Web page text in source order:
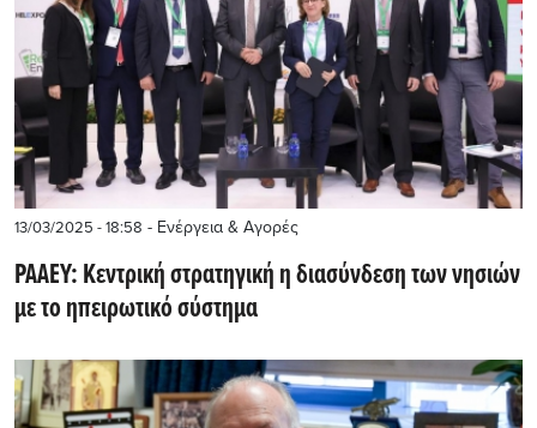
13/03/2025 - 18:58 - Ενέργεια & Αγορές
ΡΑΑΕΥ: Κεντρική στρατηγική η διασύνδεση των νησιών
με το ηπειρωτικό σύστημα